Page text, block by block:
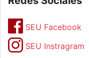
SEU Facebook
SEU Instragram